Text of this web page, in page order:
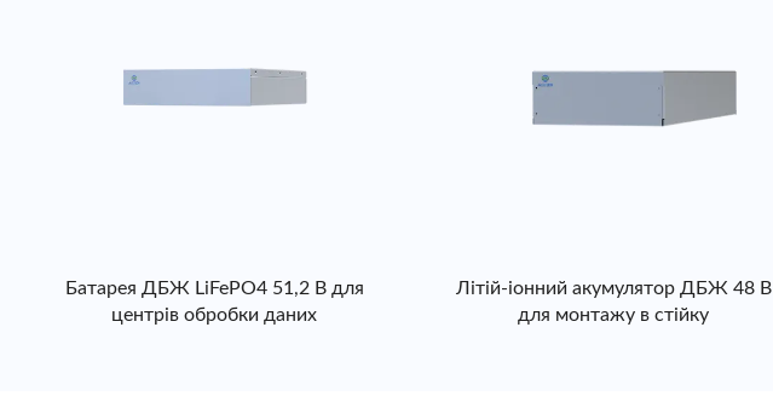
Батарея ДБЖ LiFePO4 51,2 В для
центрів обробки даних
Літій-іонний акумулятор ДБЖ 48 В
для монтажу в стійку